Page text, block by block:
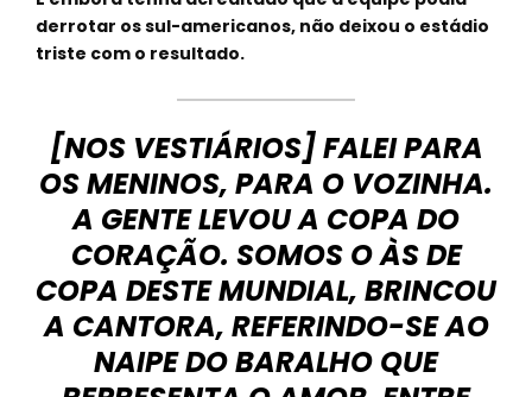
derrotar os sul-americanos, não deixou o estádio
triste com o resultado.
[NOS VESTIÁRIOS] FALEI PARA
OS MENINOS, PARA O VOZINHA.
A GENTE LEVOU A COPA DO
CORAÇÃO. SOMOS O ÀS DE
COPA DESTE MUNDIAL, BRINCOU
A CANTORA, REFERINDO-SE AO
NAIPE DO BARALHO QUE